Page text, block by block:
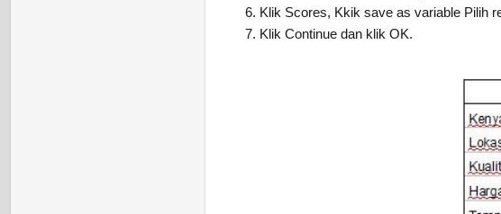
Klik Scores, Kkik save as variable Pilih
Klik Continue dan klik OK.